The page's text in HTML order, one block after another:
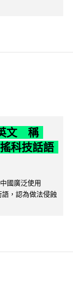
文 稱
科技話語
國廣泛使用
，認為做法侵蝕